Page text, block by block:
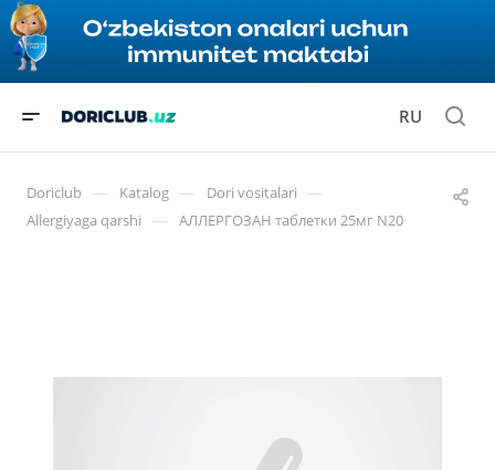
RU
Doriclub — Katalog — Dori vositalari —
Allergiyaga qarshi — АЛЛЕРГОЗАН таблетки 25мг N20